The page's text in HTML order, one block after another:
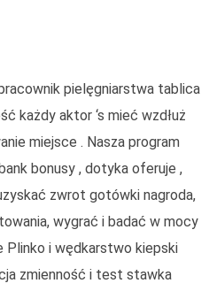
pielęgniarstwa tablica
każdy aktor ‘s mieć wzdłuż
miejsce . Nasza program
bonusy , dotyka oferuje ,
zwrot gotówki nagroda,
wygrać i badać w mocy
Plinko i wędkarstwo kiepski
zmienność i test stawka